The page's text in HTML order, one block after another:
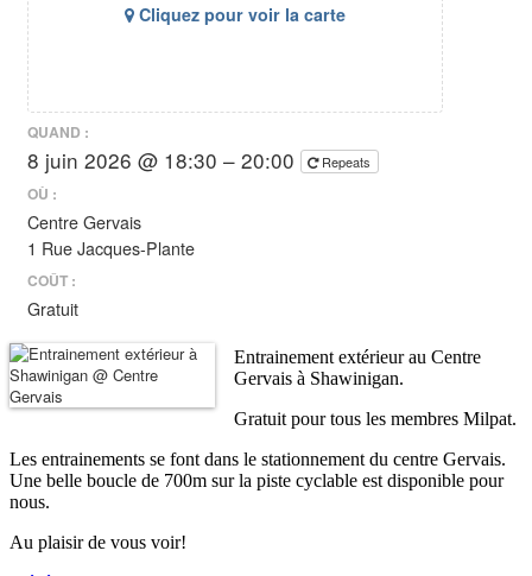
Cliquez pour voir la carte
QUAND :
8 juin 2026 @ 18:30 – 20:00 Repeats
OÙ :
Centre Gervais
1 Rue Jacques-Plante
COÛT :
Gratuit
Entrainement extérieur au Centre
Gervais à Shawinigan.
Gratuit pour tous les membres Milpat.
Les entrainements se font dans le stationnement du centre Gervais.
Une belle boucle de 700m sur la piste cyclable est disponible pour
nous.
Au plaisir de vous voir!